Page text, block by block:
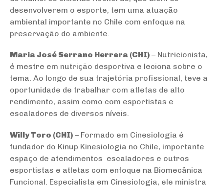
desenvolverem o esporte, tem uma atuação
ambiental importante no Chile com enfoque na
preservação do ambiente.
Maria José Serrano Herrera (CHI) – Nutricionista,
é mestre em nutrição desportiva e leciona sobre o
tema. Ao longo de sua trajetória profissional, teve a
oportunidade de trabalhar com atletas de alto
rendimento, assim como com esportistas e
escaladores de diversos níveis.
Willy Toro (CHI) – Formado em Cinesiologia é
fundador do Kinup Kinesiologia no Chile, importante
espaço de atendimentos escaladores e outros
esportistas e atletas com enfoque na Biomecânica
Funcional. Especialista em Cinesiologia, ele ministra